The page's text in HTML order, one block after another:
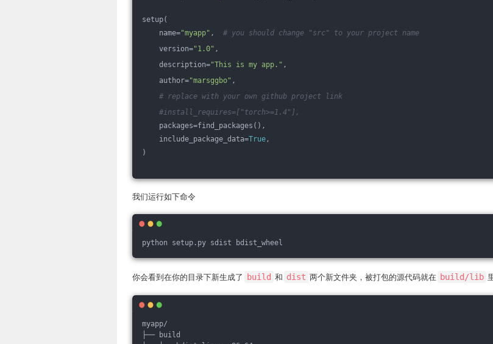
setup(
name="myapp" , # you should change "src" to your project name
version="1.0" ,
description="This is my app." ,
author="marsggbo" ,
# replace with your own github project link
#install_requires=["torch>=1.4"],
packages=find_packages(),
include_package_data=True ,
)
我们运行如下命令
python setup.py sdist bdist_wheel
你会看到在你的目录下新生成了 build 和 dist 两个新文件夹，被打包的源代码就在 build/lib
myapp/
├── build